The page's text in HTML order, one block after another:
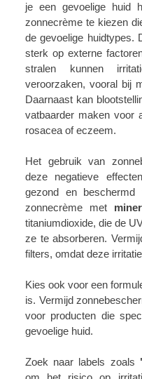
je een gevoelige huid
zonnecrème te kiezen
de gevoelige huidtypes.
sterk op externe
stralen kunnen
veroorzaken, vooral bij
Daarnaast kan
vatbaarder maken voor
rosacea of eczeem.
Het gebruik van
deze negatieve
gezond en
zonnecrème met
titaniumdioxide, die de
ze te absorberen.
filters, omdat deze
Kies ook voor een
is. Vermijd
voor producten die
gevoelige huid.
Zoek naar labels zoals